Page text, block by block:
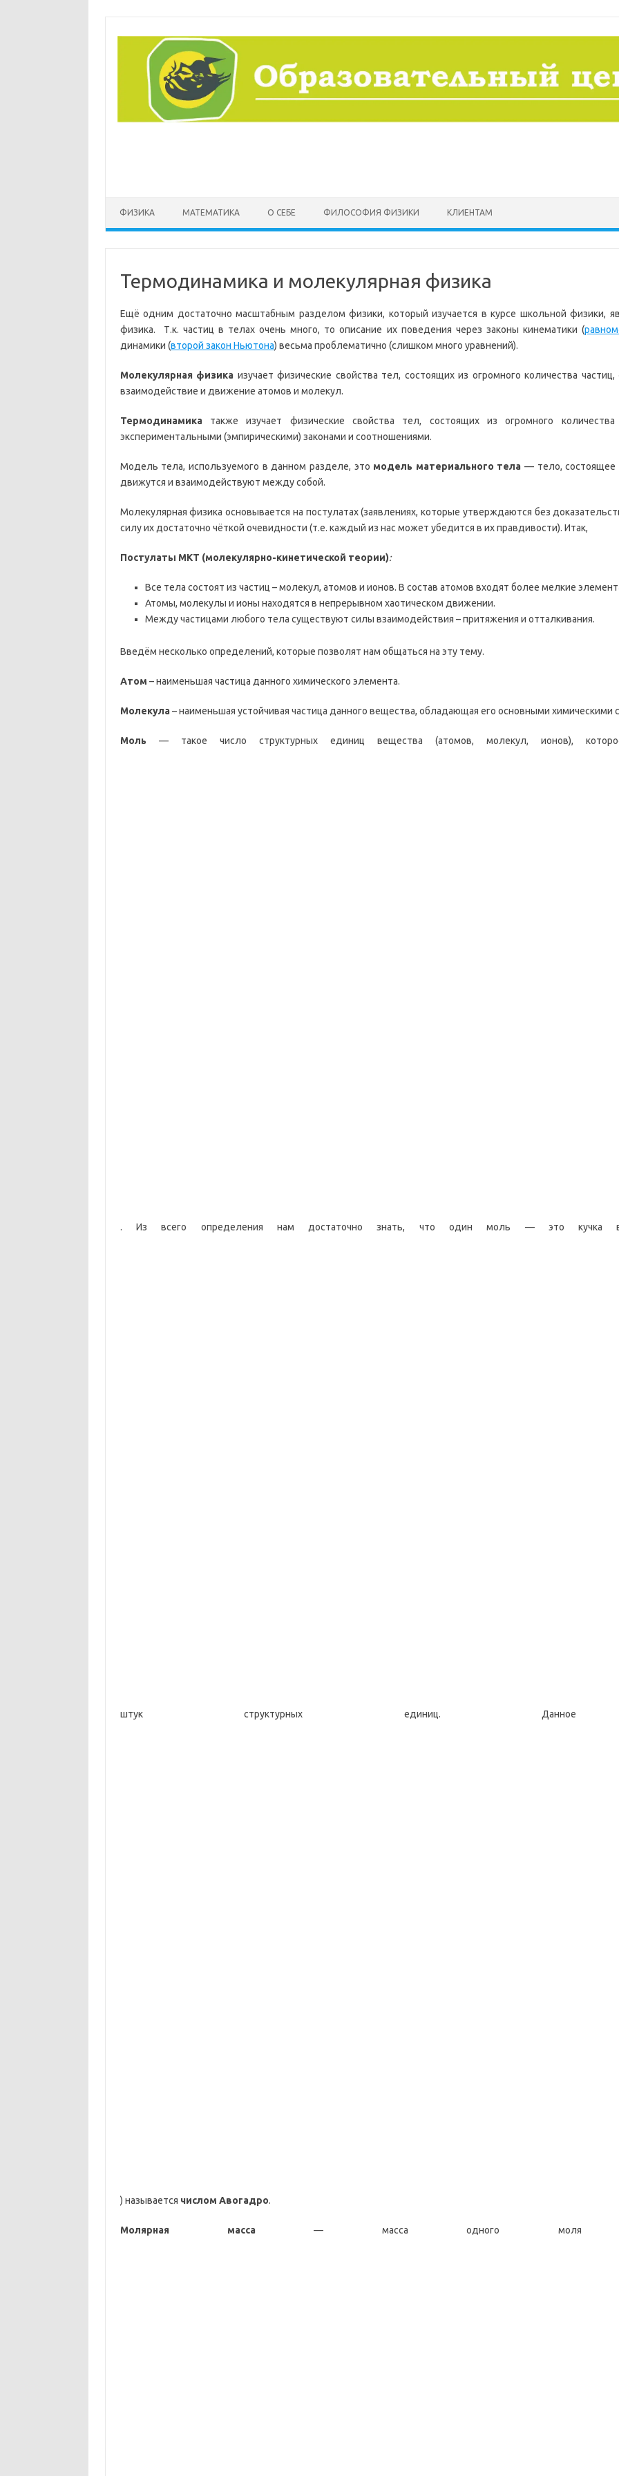
содержимому
ФИЗИКА МАТЕМАТИКА О СЕБЕ ФИЛОСОФИЯ ФИЗИКИ КЛИЕНТАМ
Термодинамика и молекулярная физика
Ещё одним достаточно масштабным разделом физики, который изучается в курсе школьной физики,
физика. Т.к. частиц в телах очень много, то описание их поведения через законы кинематики (
динамики (второй закон Ньютона) весьма проблематично (слишком много уравнений).
Молекулярная физика изучает физические свойства тел, состоящих из огромного количества
взаимодействие и движение атомов и молекул.
Термодинамикатакже изучает физические свойства тел, состоящих из огромного
экспериментальными (эмпирическими) законами и соотношениями.
Модель тела, используемого в данном разделе, это модель материального тела — тело, состоящее
движутся и взаимодействуют между собой.
Молекулярная физика основывается на постулатах (заявлениях, которые утверждаются без
силу их достаточно чёткой очевидности (т.е. каждый из нас может убедится в их правдивости). Итак,
Постулаты МКТ (молекулярно-кинетической теории):
Все тела состоят из частиц – молекул, атомов и ионов. В состав атомов входят более мелкие
Атомы, молекулы и ионы находятся в непрерывном хаотическом движении.
Между частицами любого тела существуют силы взаимодействия – притяжения и отталкивания.
Введём несколько определений, которые позволят нам общаться на эту тему.
Атом – наименьшая частица данного химического элемента.
Молекула– наименьшая устойчивая частица данного вещества, обладающая его основными химическими
Моль — такое число структурных единиц вещества (атомов, молекул, ионов),
. Из всего определения нам достаточно знать, что один моль — это кучка
штук структурных единиц.
) называется числом Авогадро.
Молярная масса — масса одного моля